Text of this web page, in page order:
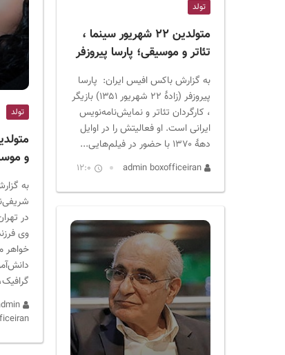
تولد
متولدین ۲۲ شهریور سینما ،
تئاتر و موسیقی؛ پارسا پیروزفر
به گزارش باکس افیس ایران: پارسا
پیروزفر (زادهٔ ۲۲ شهریور ۱۳۵۱) بازیگر
، کارگردان تئاتر و نمایش‌نامه‌نویس
ایرانی است. او فعالیتش را در اوایل
دههٔ ۱۳۷۰ با حضور در فیلم‌هایی...
12:0
تولد
و
به
در
وی
خواهر